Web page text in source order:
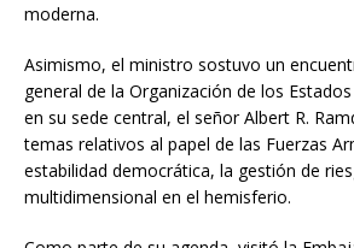
moderna.
Asimismo, el ministro sostuvo un
general de la Organización de los
en su sede central, el señor Albert R.
temas relativos al papel de las Fuerzas
estabilidad democrática, la gestión de
multidimensional en el hemisferio.